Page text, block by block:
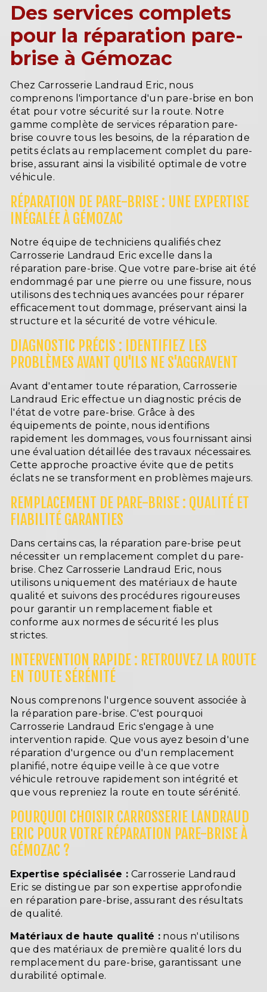
Des services complets
pour la réparation pare-
brise à Gémozac
Chez Carrosserie Landraud Eric, nous
comprenons l'importance d'un pare-brise en bon
état pour votre sécurité sur la route. Notre
gamme complète de services réparation pare-
brise couvre tous les besoins, de la réparation de
petits éclats au remplacement complet du pare-
brise, assurant ainsi la visibilité optimale de votre
véhicule.
RÉPARATION DE PARE-BRISE : UNE EXPERTISE
INÉGALÉE À GÉMOZAC
Notre équipe de techniciens qualifiés chez
Carrosserie Landraud Eric excelle dans la
réparation pare-brise. Que votre pare-brise ait été
endommagé par une pierre ou une fissure, nous
utilisons des techniques avancées pour réparer
efficacement tout dommage, préservant ainsi la
structure et la sécurité de votre véhicule.
DIAGNOSTIC PRÉCIS : IDENTIFIEZ LES
PROBLÈMES AVANT QU'ILS NE S'AGGRAVENT
Avant d'entamer toute réparation, Carrosserie
Landraud Eric effectue un diagnostic précis de
l'état de votre pare-brise. Grâce à des
équipements de pointe, nous identifions
rapidement les dommages, vous fournissant ainsi
une évaluation détaillée des travaux nécessaires.
Cette approche proactive évite que de petits
éclats ne se transforment en problèmes majeurs.
REMPLACEMENT DE PARE-BRISE : QUALITÉ ET
FIABILITÉ GARANTIES
Dans certains cas, la réparation pare-brise peut
nécessiter un remplacement complet du pare-
brise. Chez Carrosserie Landraud Eric, nous
utilisons uniquement des matériaux de haute
qualité et suivons des procédures rigoureuses
pour garantir un remplacement fiable et
conforme aux normes de sécurité les plus
strictes.
INTERVENTION RAPIDE : RETROUVEZ LA ROUTE
EN TOUTE SÉRÉNITÉ
Nous comprenons l'urgence souvent associée à
la réparation pare-brise. C'est pourquoi
Carrosserie Landraud Eric s'engage à une
intervention rapide. Que vous ayez besoin d'une
réparation d'urgence ou d'un remplacement
planifié, notre équipe veille à ce que votre
véhicule retrouve rapidement son intégrité et
que vous repreniez la route en toute sérénité.
POURQUOI CHOISIR CARROSSERIE LANDRAUD
ERIC POUR VOTRE RÉPARATION PARE-BRISE À
GÉMOZAC ?
Expertise spécialisée : Carrosserie Landraud
Eric se distingue par son expertise approfondie
en réparation pare-brise, assurant des résultats
de qualité.
Matériaux de haute qualité :nous n'utilisons
que des matériaux de première qualité lors du
remplacement du pare-brise, garantissant une
durabilité optimale.